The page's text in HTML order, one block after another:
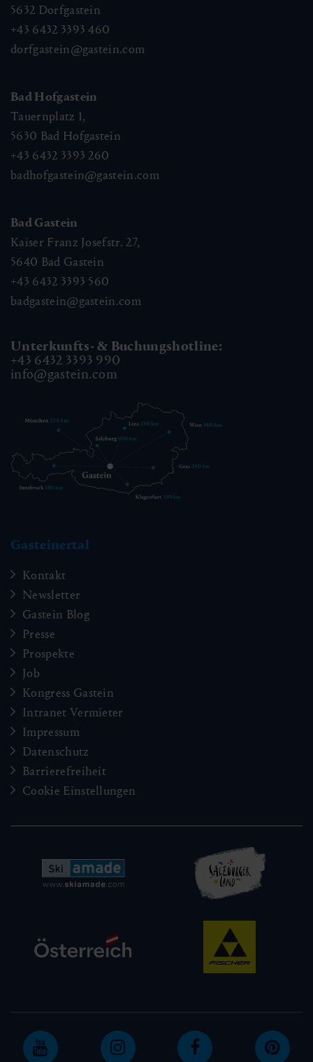
5632 Dorfgastein
+43 6432 3393 460
dorfgastein@gastein.com
Bad Hofgastein
Tauernplatz 1,
5630 Bad Hofgastein
+43 6432 3393 260
badhofgastein@gastein.com
Bad Gastein
Kaiser Franz Josefstr. 27,
5640 Bad Gastein
+43 6432 3393 560
badgastein@gastein.com
Unterkunfts- & Buchungshotline:
+43 6432 3393 990
info@gastein.com
Gasteinertal
Kontakt
Newsletter
Gastein Blog
Presse
Prospekte
Job
Kongress Gastein
Intranet Vermieter
Impressum
Datenschutz
Barrierefreiheit
Cookie Einstellungen